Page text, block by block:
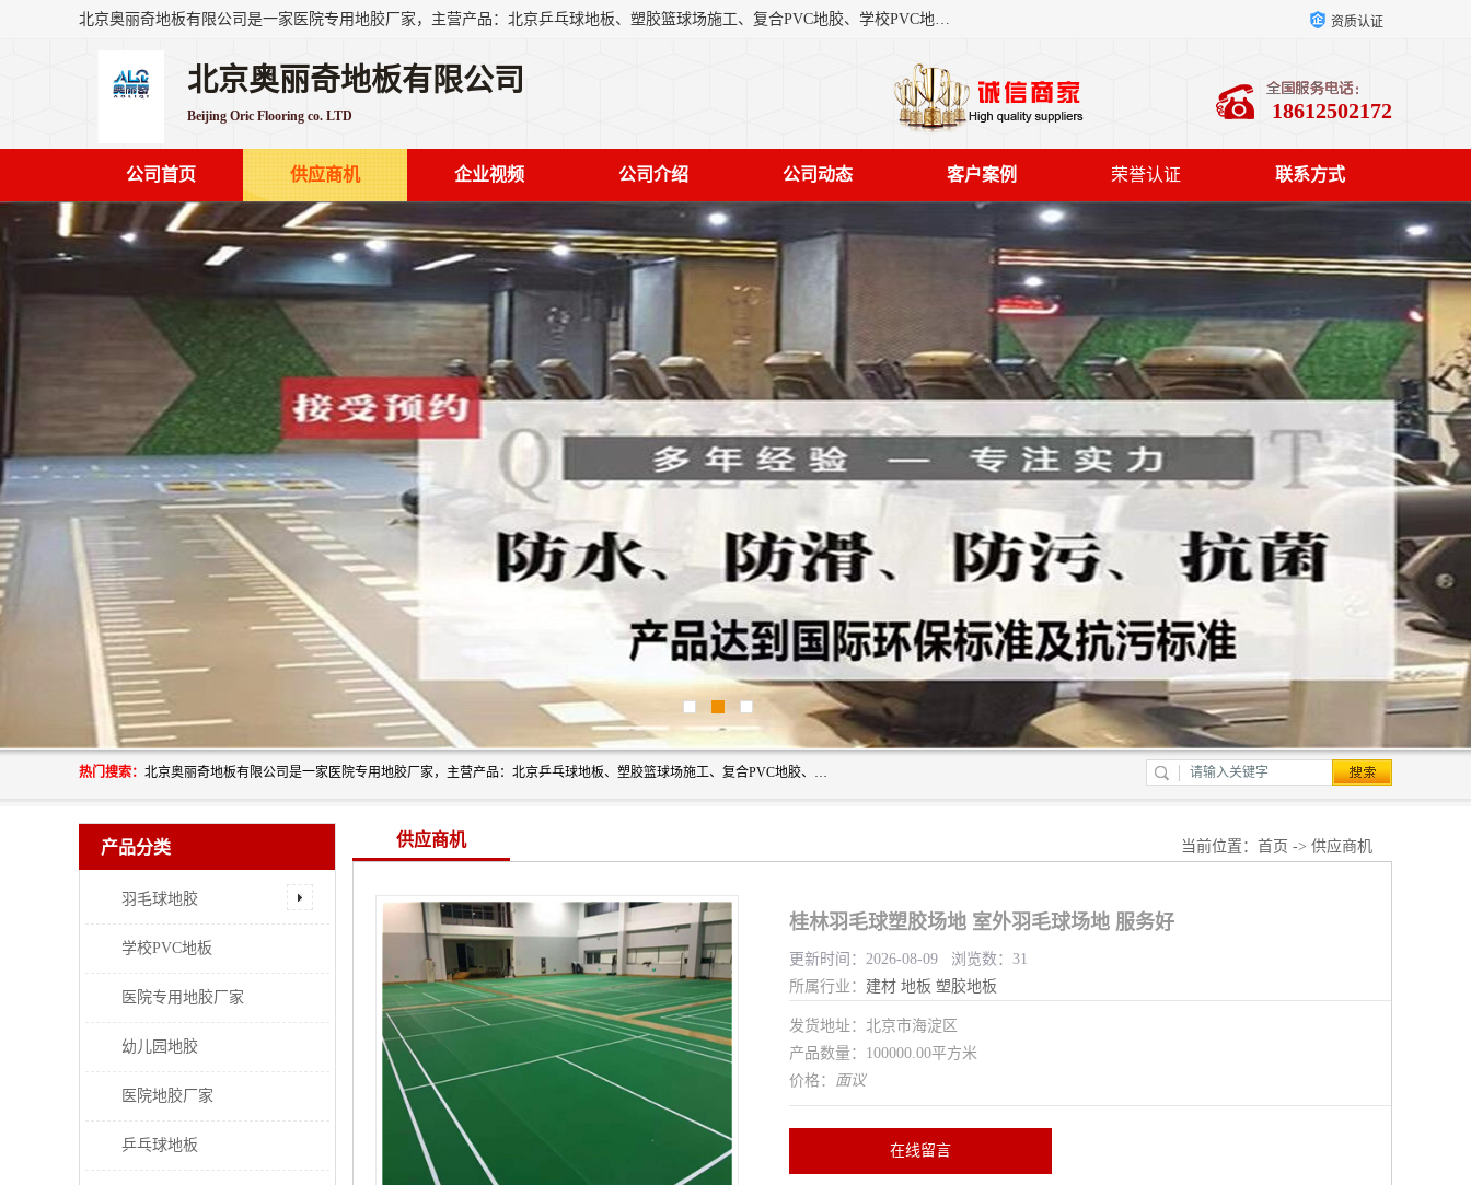
北京奥丽奇地板有限公司是一家医院专用地胶厂家，主营产品：北京乒乓球地板、塑胶篮球场施工、复合PVC地胶、学校PVC地板、幼儿园地胶等，奥丽奇是一家销售为一体PVC地板，塑胶地板为主的销售企业，公司所生产的PVC塑胶地板产品主要用于办公楼、医院、 机场、学校、幼儿园、商场、交通工具、宾馆、车站等公共场所。 资质认证
北京奥丽奇地板有限公司
Beijing Oric Flooring co. LTD 18612502172
公司首页 供应商机 企业视频 公司介绍 公司动态 客户案例 荣誉认证 联系方式
热门搜索： 北京奥丽奇地板有限公司是一家医院专用地胶厂家，主营产品：北京乒乓球地板、塑胶篮球场施工、复合PVC地胶、学校PVC地板、幼儿园地胶等，奥丽奇是一家销售为一体PVC地板，塑胶地板为主的销售企业，公司所生产的PVC塑胶地板产品主要用于办公楼、医院、 机场、学校、幼儿园、商场、交通工具、宾馆、车站等公共场所。
产品分类
羽毛球地胶
学校PVC地板
医院专用地胶厂家
幼儿园地胶
医院地胶厂家
乒乓球地板
供应商机 当前位置： 首页 -> 供应商机
桂林羽毛球塑胶场地 室外羽毛球场地 服务好
更新时间：2026-08-09 浏览数：31
所属行业： 建材 地板 塑胶地板
发货地址：北京市海淀区
产品数量：100000.00平方米
价格： 面议
在线留言